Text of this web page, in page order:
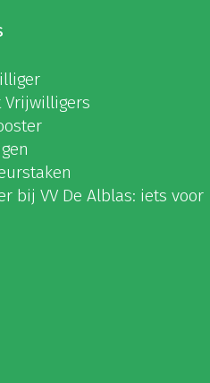
Vrijwilligers
bij VV De Alblas: iets voor